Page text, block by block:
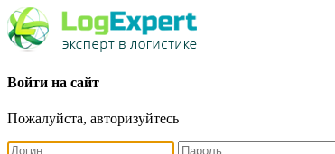
Войти на сайт
Пожалуйста, авторизуйтесь